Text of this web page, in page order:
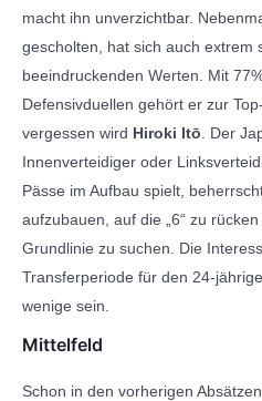
macht ihn unverzichtbar.
gescholten, hat sich auch extrem
beeindruckenden Werten. Mit
Defensivduellen gehört er zur
vergessen wird Hiroki Itō . Der
Innenverteidiger oder
Pässe im Aufbau spielt,
aufzubauen, auf die „6“ zu
Grundlinie zu suchen. Die
Transferperiode für den 24-
wenige sein.
Mittelfeld
Schon in den vorherigen